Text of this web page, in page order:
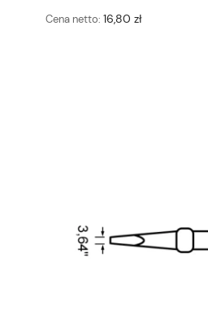
Cena netto: 16,80 zł